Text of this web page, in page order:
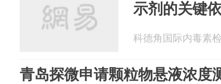
示剂的关键
科德角国际内毒素
青岛探微申请颗粒物悬液浓度